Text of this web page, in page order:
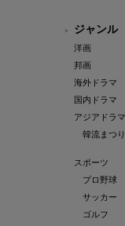
ジャンル
洋画
邦画
海外ドラマ
国内ドラマ
アジアドラマ
韓流まつり
スポーツ
プロ野球
サッカー
ゴルフ